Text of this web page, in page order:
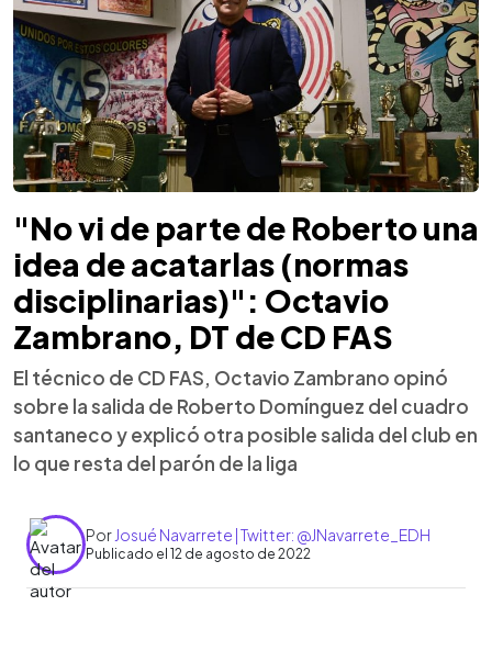
"No vi de parte de Roberto una
idea de acatarlas (normas
disciplinarias)": Octavio
Zambrano, DT de CD FAS
El técnico de CD FAS, Octavio Zambrano opinó
sobre la salida de Roberto Domínguez del cuadro
santaneco y explicó otra posible salida del club en
lo que resta del parón de la liga
Por Josué Navarrete | Twitter: @JNavarrete_EDH
Publicado el 12 de agosto de 2022